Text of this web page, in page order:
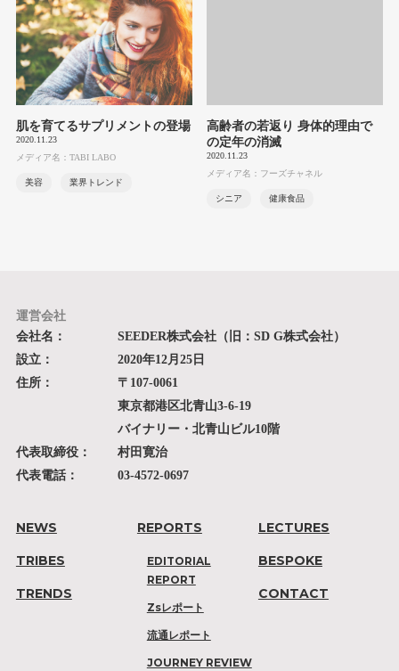
肌を育てるサプリメントの登場
2020.11.23
メディア名：TABI LABO
美容 業界トレンド
高齢者の若返り 身体的理由で
の定年の消滅
2020.11.23
メディア名：フーズチャネル
シニア 健康食品
運営会社
会社名：
SEEDER株式会社（旧：SD G株式会社）
設立：
2020年12月25日
住所：
〒107-0061
東京都港区北青山3-6-19
バイナリー・北青山ビル10階
代表取締役：
村田寛治
代表電話：
03-4572-0697
NEWS
TRIBES
TRENDS
REPORTS
EDITORIAL
REPORT
Zsレポート
流通レポート
JOURNEY REVIEW
LECTURES
BESPOKE
CONTACT